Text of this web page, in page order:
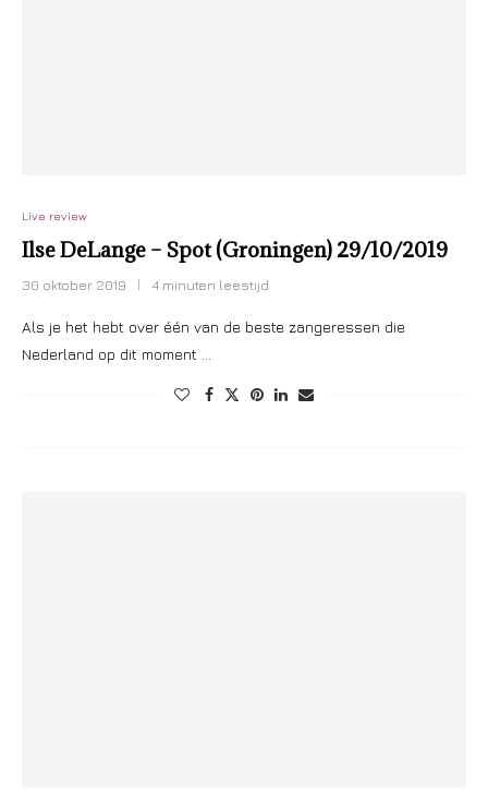
Live review
Ilse DeLange – Spot (Groningen) 29/10/2019
30 oktober 2019 4 minuten leestijd
Als je het hebt over één van de beste zangeressen die
Nederland op dit moment …